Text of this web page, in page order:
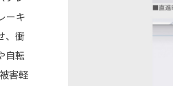
ーキ
、衝
自転
害軽